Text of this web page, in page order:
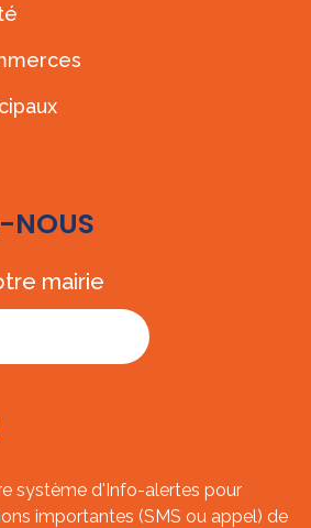
NOUS
mairie
système d'Info-alertes pour
importantes (SMS ou appel) de